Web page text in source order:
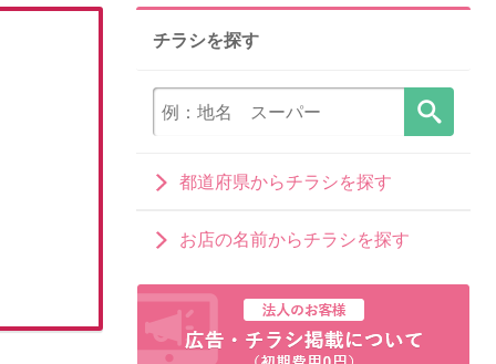
チラシを探す
都道府県からチラシを探す
お店の名前からチラシを探す